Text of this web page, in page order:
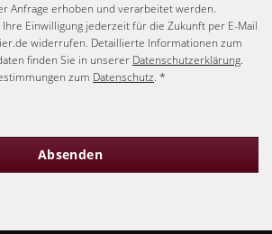
Anfrage erhoben und verarbeitet werden.
Einwilligung jederzeit für die Zukunft per E-Mail
widerrufen. Detaillierte Informationen zum
finden Sie in unserer Datenschutzerklärung.
zum Datenschutz. *
Absenden